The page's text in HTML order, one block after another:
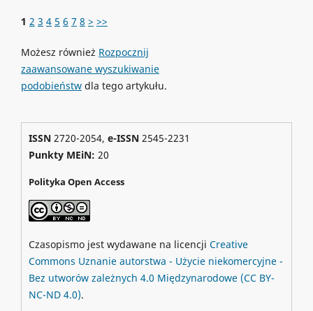
1 2 3 4 5 6 7 8 > >>
Możesz również Rozpocznij
zaawansowane wyszukiwanie
podobieństwdla tego artykułu.
ISSN2720-2054, e-ISSN2545-2231
Punkty MEiN: 20
Polityka Open Access
Czasopismo jest wydawane na licencji Creative
Commons Uznanie autorstwa - Użycie niekomercyjne -
Bez utworów zależnych 4.0 Międzynarodowe (CC BY-
NC-ND 4.0).